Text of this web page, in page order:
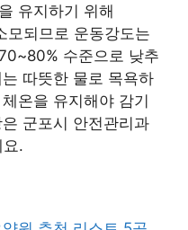
유지하기 위해
모되므로 운동강도는
수준으로 낮추
따뜻한 물로 목욕하
온을 유지해야 감기
군포시 안전관리과
.